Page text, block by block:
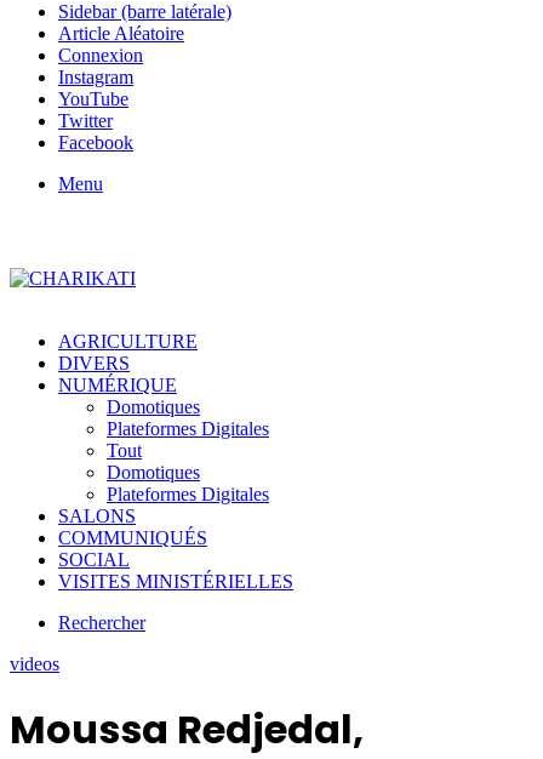
Sidebar (barre latérale)
Article Aléatoire
Connexion
Instagram
YouTube
Twitter
Facebook
Menu
AGRICULTURE
DIVERS
NUMÉRIQUE
Domotiques
Plateformes Digitales
Tout
Domotiques
Plateformes Digitales
SALONS
COMMUNIQUÉS
SOCIAL
VISITES MINISTÉRIELLES
Rechercher
videos
Moussa Redjedal,